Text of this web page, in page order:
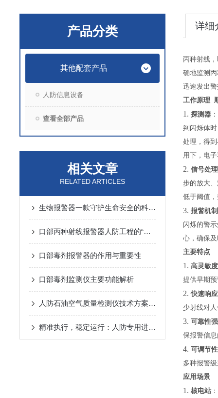
产品分类
其他配套产品
人防信息设备
查看全部产品
相关文章
RELATED ARTICLES
生物报警器一款守护生命安全的科技哨兵
口部丙种射线报警器人防工程的“核生化”哨兵
口部毒剂报警器的作用与重要性
口部毒剂监测仪主要功能解析
人防石油空气质量检测仪技术方案汇总
精准执行，稳定运行：人防专用进风机房控制箱的实操与安全规范
详细
丙种射线
确地监测
迅速发出
工作原理
1. 探测器
到闪烁体
处理，得
用下，电
2. 信号处
步的放大
低于阈值
3. 报警机制
闪烁的警
心，确保
主要特点
1. 高灵敏度
提供早期
2.快速响应
少射线对
3. 可靠性强
保报警信
4. 可调节性
多种报警
应用场景
1. 核电站